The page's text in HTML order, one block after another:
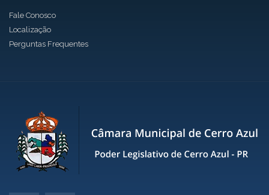
Fale Conosco
Localização
Perguntas Frequentes